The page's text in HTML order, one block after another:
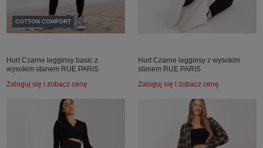
COTTON COMFORT
Hurt Czarne legginsy basic z
wysokim stanem RUE PARIS
Zaloguj się i zobacz cenę
Hurt Czarne legginsy z wysokim
stanem RUE PARIS
Zaloguj się i zobacz cenę